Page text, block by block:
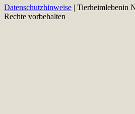
Datenschutzhinweise | Tierheimlebenin
Rechte vorbehalten